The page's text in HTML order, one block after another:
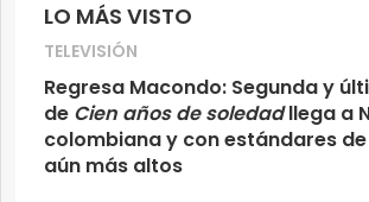
LO MÁS VISTO
TELEVISIÓN
Regresa Macondo: Segunda y
de Cien años de soledadllega a
colombiana y con estándares
aún más altos